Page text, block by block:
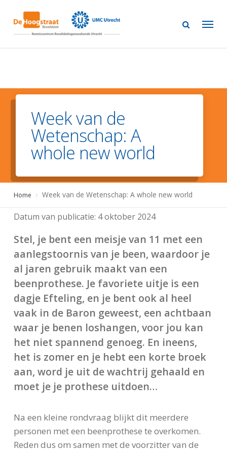
main
Week van de
Wetenschap: A
whole new world
Home Week van de Wetenschap: A whole new world
Datum van publicatie: 4 oktober 2024
Stel, je bent een meisje van 11 met een
aanlegstoornis van je been, waardoor je
al jaren gebruik maakt van een
beenprothese. Je favoriete uitje is een
dagje Efteling, en je bent ook al heel
vaak in de Baron geweest, een achtbaan
waar je benen loshangen, voor jou kan
het niet spannend genoeg. En ineens,
het is zomer en je hebt een korte broek
aan, word je uit de wachtrij gehaald en
moet je je prothese uitdoen…
Na een kleine rondvraag blijkt dit meerdere
personen met een beenprothese te overkomen.
Reden dus om samen met de voorzitter van de